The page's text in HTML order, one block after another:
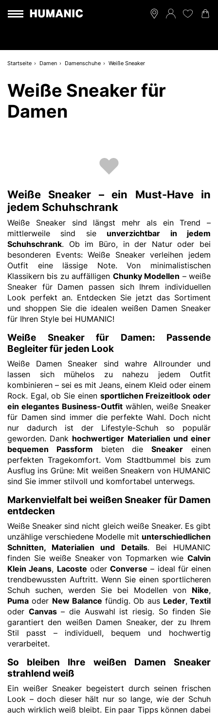
Startseite Damen Damenschuhe Weiße Sneaker
Weiße Sneaker für
Damen
Weiße Sneaker – ein Must-Have in
jedem Schuhschrank
Weiße Sneaker sind längst mehr als ein Trend –
mittlerweile sind sie unverzichtbar in jedem
Schuhschrank. Ob im Büro, in der Natur oder bei
besonderen Events: Weiße Sneaker verleihen jedem
Outfit eine lässige Note. Von minimalistischen
Klassikern bis zu auffälligen Chunky Modellen – weiße
Sneaker für Damen passen sich Ihrem individuellen
Look perfekt an. Entdecken Sie jetzt das Sortiment
und shoppen Sie die idealen weißen Damen Sneaker
für Ihren Style bei HUMANIC!
Weiße Sneaker für Damen: Passende
Begleiter für jeden Look
Weiße Damen Sneaker sind wahre Allrounder und
lassen sich mühelos zu nahezu jedem Outfit
kombinieren – sei es mit Jeans, einem Kleid oder einem
Rock. Egal, ob Sie einen sportlichen Freizeitlook oder
ein elegantes Business-Outfit wählen, weiße Sneaker
für Damen sind immer die perfekte Wahl. Doch nicht
nur dadurch ist der Lifestyle-Schuh so populär
geworden. Dank hochwertiger Materialien und einer
bequemen Passform bieten dieSneaker einen
perfekten Tragekomfort. Vom Stadtbummel bis zum
Ausflug ins Grüne: Mit weißen Sneakern von HUMANIC
sind Sie immer stilvoll und komfortabel unterwegs.
Markenvielfalt bei weißen Sneaker für Damen
entdecken
Weiße Sneaker sind nicht gleich weiße Sneaker. Es gibt
unzählige verschiedene Modelle mit unterschiedlichen
Schnitten, Materialien und Details. Bei HUMANIC
finden Sie weiße Sneaker von Topmarken wie Calvin
Klein Jeans, Lacoste oder Converse – ideal für einen
trendbewussten Auftritt. Wenn Sie einen sportlicheren
Schuh suchen, werden Sie bei Modellen von Nike,
Puma oder New Balance fündig. Ob aus Leder, Textil
oder Canvas– die Auswahl ist riesig. So finden Sie
garantiert den weißen Damen Sneaker, der zu Ihrem
Stil passt – individuell, bequem und hochwertig
verarbeitet.
So bleiben Ihre weißen Damen Sneaker
strahlend weiß
Ein weißer Sneaker begeistert durch seinen frischen
Look – doch dieser hält nur so lange, wie der Schuh
auch wirklich weiß bleibt. Ein paar Tipps können dabei